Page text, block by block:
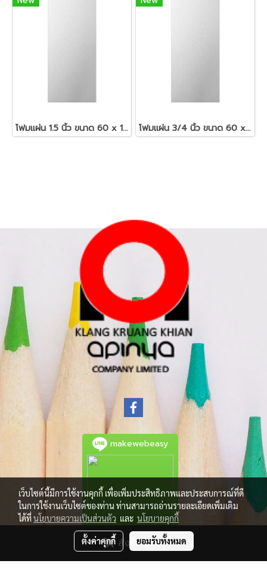
สั่งซื้อสินค้า
โฟมแผ่น 1.5 นิ้ว ขนาด 60 x 120 ซม.สีขาว โฟมแผ่น 3/4 นิ้ว ขนาด 60 x 120 ซม.สีขาว
makewebeasy
เว็บไซต์นี้มีการใช้งานคุกกี้ เพื่อเพิ่มประสิทธิภาพและประสบการณ์ที่ดี
ในการใช้งานเว็บไซต์ของท่าน ท่านสามารถอ่านรายละเอียดเพิ่มเติม
ได้ที่นโยบายความเป็นส่วนตัว และ นโยบายคุกกี้
ตั้งค่าคุกกี้ ยอมรับทั้งหมด